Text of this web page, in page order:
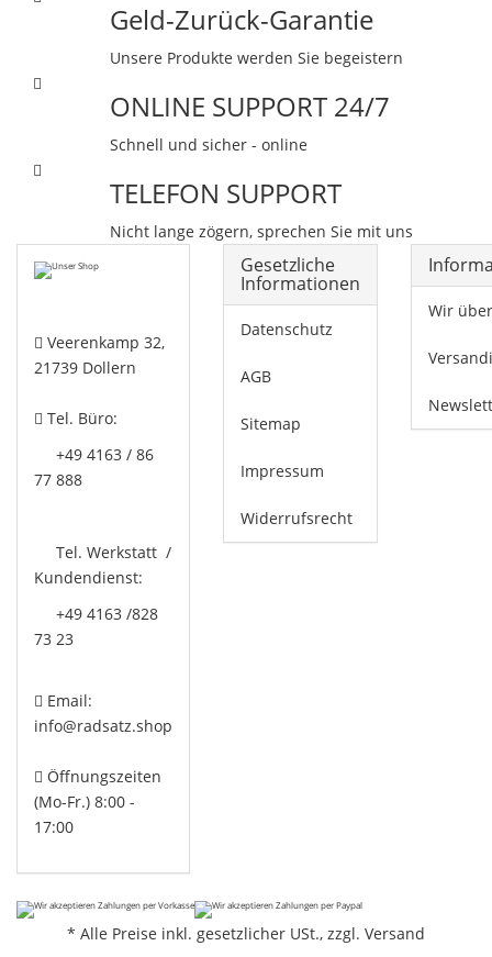
Geld-Zurück-Garantie
Unsere Produkte werden Sie begeistern
ONLINE SUPPORT 24/7
Schnell und sicher - online
TELEFON SUPPORT
Nicht lange zögern, sprechen Sie mit uns
Veerenkamp 32,
21739 Dollern
Tel. Büro:
+49 4163 / 86
77 888
Tel. Werkstatt /
Kundendienst:
+49 4163 /828
73 23
Email:
info@radsatz.shop
Öffnungszeiten
(Mo-Fr.) 8:00 -
17:00
Gesetzliche
Informationen
Datenschutz
AGB
Sitemap
Impressum
Widerrufsrecht
Wir
* Alle Preise inkl. gesetzlicher USt., zzgl. Versand